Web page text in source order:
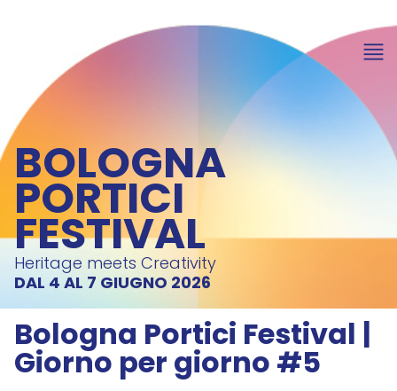
BOLOGNA
PORTICI
FESTIVAL
Heritage meets Creativity
DAL 4 AL 7 GIUGNO 2026
Bologna Portici Festival |
Giorno per giorno #5